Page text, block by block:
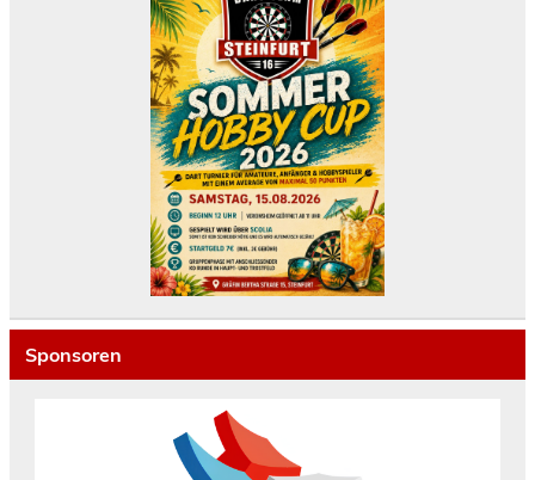
Sponsoren